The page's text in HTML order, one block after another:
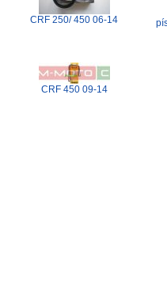
CRF 250/ 450 06-14
CRF 450 09-14